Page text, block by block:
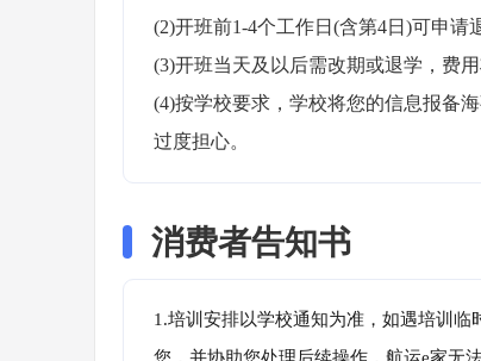
(2)开班前1-4个工作日(含第4日)可申请
(3)开班当天及以后需改期或退学，费用
(4)按学校要求，学校将您的信息报备
过度担心。
消费者告知书
1.培训安排以学校通知为准，如遇培训